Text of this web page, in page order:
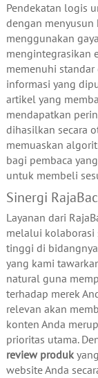
Pendekatan logis
dengan menyusun
menggunakan
mengintegrasikan
memenuhi
informasi yang
artikel yang
mendapatkan
dihasilkan secara
memuaskan
bagi pembaca
untuk membeli
Sinergi
Layanan dari
melalui kolaborasi
tinggi di
yang kami
natural guna
terhadap merek
relevan akan
konten Anda
prioritas utama.
review produk
website Anda